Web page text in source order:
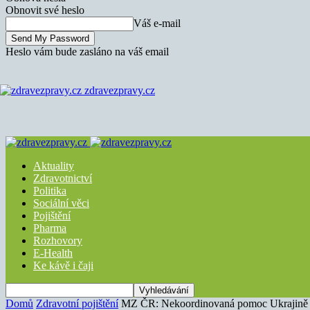
Obnovit své heslo
Váš e-mail
Heslo vám bude zasláno na váš email
zdravezpravy.cz
Aktuality
Zdravotnictví
Politika
Sociální věci
Pojištění
Pharma
Rozhovory
E-Health
Ke kávě i čaji
Domů Zdravotní pojištění MZ ČR: Nekoordinovaná pomoc Ukrajině